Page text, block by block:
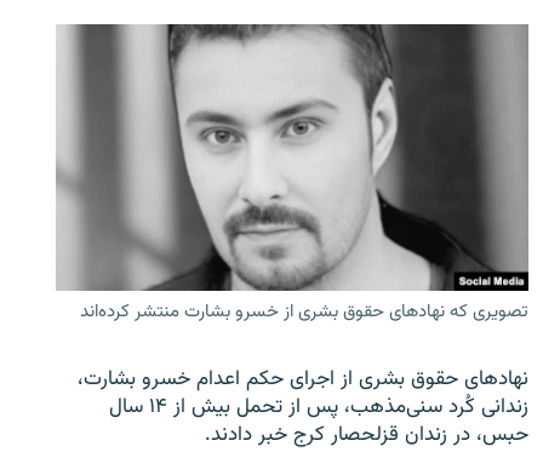
تصویری که نهادهای حقوق بشری از خسرو بشارت منتشر کرده‌اند
نهادهای حقوق بشری از اجرای حکم اعدام خسرو بشارت،
زندانی کُرد سنی‌مذهب، پس از تحمل بیش از ۱۴ سال
حبس، در زندان قزلحصار کرج خبر دادند.